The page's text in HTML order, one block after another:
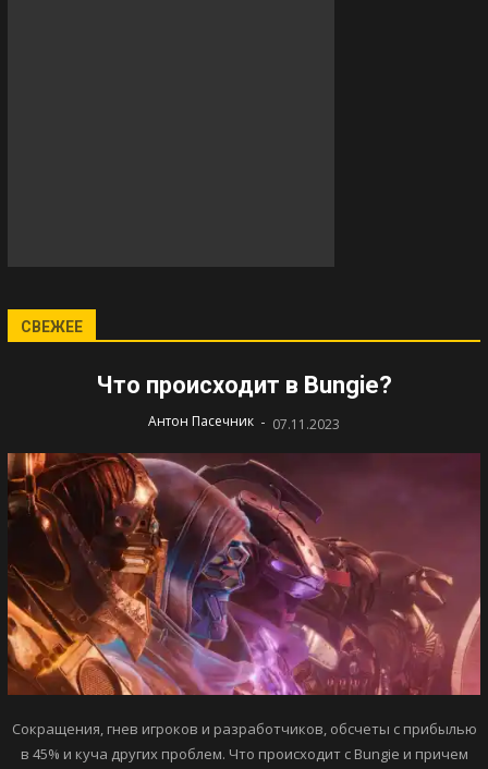
СВЕЖЕЕ
Что происходит в Bungie?
Антон Пасечник - 07.11.2023
Сокращения, гнев игроков и разработчиков, обсчеты с прибылью
в 45% и куча других проблем. Что происходит с Bungie и причем